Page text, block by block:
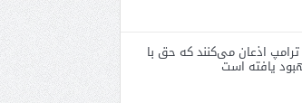
ترامپ اذعان می‌کنند که حق با
یافته است